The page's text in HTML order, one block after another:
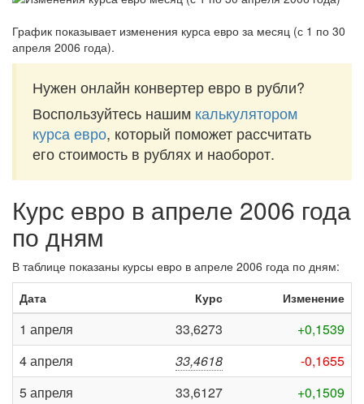
График показывает изменения курса евро за месяц (с 1 по 30
апреля 2006 года).
Нужен онлайн конвертер евро в рубли?
Воспользуйтесь нашим калькулятором
курса евро, который поможет рассчитать
его стоимость в рублях и наоборот.
Курс евро в апреле 2006 года
по дням
В таблице показаны курсы евро в апреле 2006 года по дням:
Дата
Курс Изменение
1 апреля 33,6273
+0,1539
4 апреля
33,4618
-0,1655
5 апреля
33,6127
+0,1509